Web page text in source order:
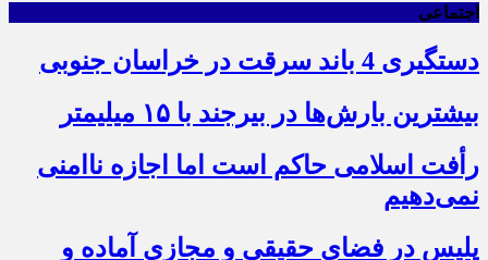
اجتماعی
دستگیری 4 باند سرقت در خراسان جنوبی
بیشترین بارش‌ها در بیرجند با ۱۵ میلیمتر
رأفت اسلامی حاکم است اما اجازه ناامنی
نمی‌دهیم
پلیس در فضای حقیقی و مجازی آماده و